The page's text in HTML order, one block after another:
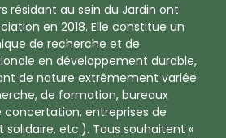
résidant au sein du Jardin ont
en 2018. Elle constitue un
de recherche et de
en développement durable,
de nature extrêmement variée
de formation, bureaux
concertation, entreprises de
etc.). Tous souhaitent «